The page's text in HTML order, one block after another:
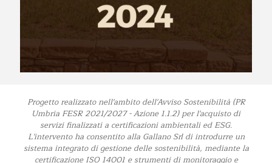
Progetto realizzato nell'ambito dell'Avviso Sostenibilità (PR
Umbria FESR 2021/2027 - Azione 1.1.2) per l'acquisto di
servizi finalizzati a certificazioni ambientali ed ESG.
L'intervento ha consentito alla Gallano Srl di introdurre un
sistema integrato di gestione delle sostenibilità, mediante la
certificazione ISO 14001 e strumenti di monitoraggio e